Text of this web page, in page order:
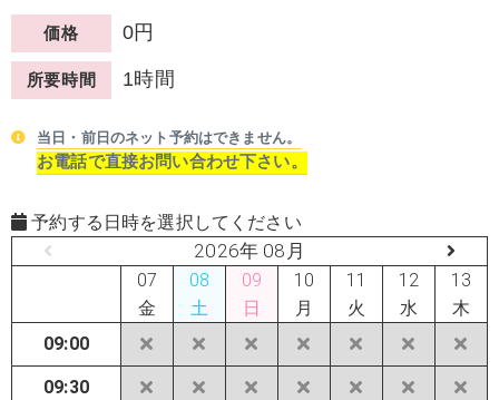
価格 0円
所要時間 1時間
当日・前日のネット予約はできません。
お電話で直接お問い合わせ下さい。
予約する日時を選択してください
2026年 08月
07
金
08
土
09
日
10
月
11
火
12
水
13
木
09:00
09:30